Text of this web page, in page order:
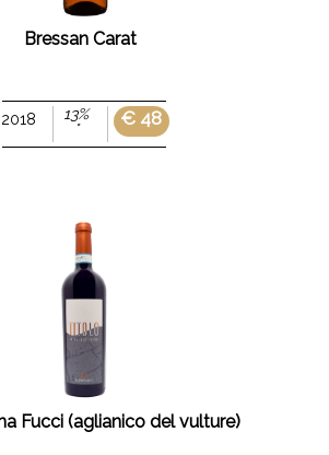
Bressan Carat
2018
13%
°
€ 48
Fucci (aglianico del vulture)